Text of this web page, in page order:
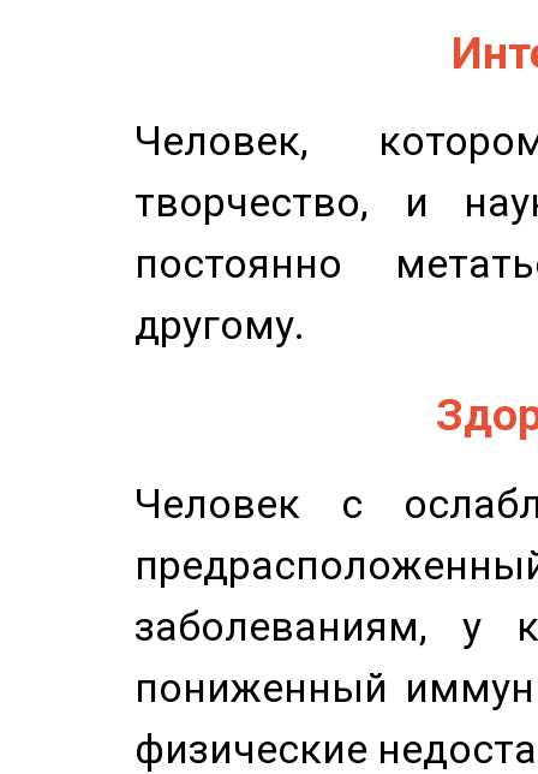
Человек,
творчество, и
постоянно
другому.
Человек с
заболеваниям, у
пониженный
физические